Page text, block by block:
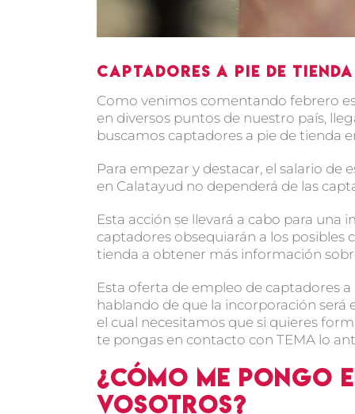
Captadores a pie de
Como venimos comentando febrero
en diversos puntos de nuestro país,
buscamos captadores a pie de tienda
Para empezar y destacar, el salario
en Calatayud no dependerá de las
Esta acción se llevará a cabo para
captadores obsequiarán a los posibles
tienda a obtener más información
Esta oferta de empleo de captadores
hablando de que la incorporación
el cual necesitamos que si quieres
te pongas en contacto con TEMA lo
¿Cómo me
vosotros?